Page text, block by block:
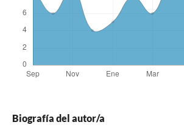
Biografía del autor/a